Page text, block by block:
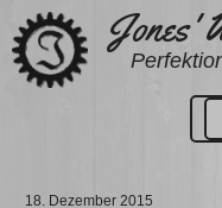
Zum
Inhalt
springen
Jones'
18. Dezember 2015